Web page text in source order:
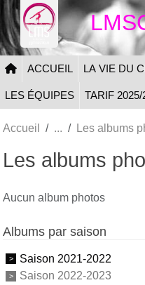
ACCUEIL LA VIE DU
LES ÉQUIPES TARIF 2025/
Accueil Les albums
Les albums
Aucun album photos
Albums par saison
Saison 2021-2022
Saison 2022-2023
Panneau de gestion des